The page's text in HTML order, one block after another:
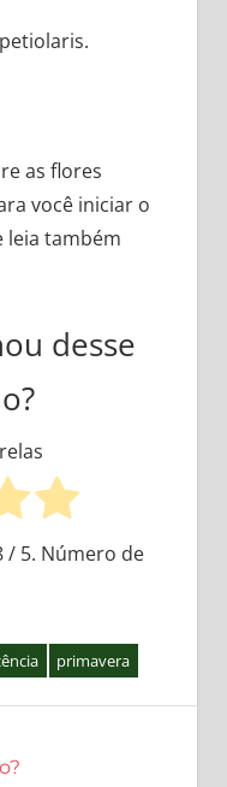
as flores
você iniciar o
leia também
desse
/ 5. Número de
primavera